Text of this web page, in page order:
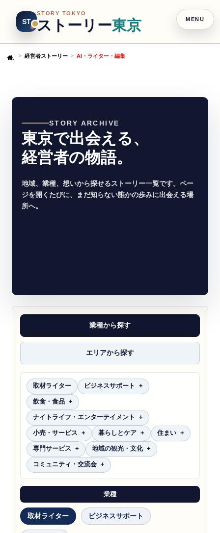
ST
STORY TOKYO
ストーリー東京
Home 経営者ストーリー AI・ライター・編集
STORY ARCHIVE
東京で出会える、
経営者の物語。
地域、業種、想いから探せるストーリー一覧です。ペー
ジを開くたびに、まだ知らない誰かの歩みに出会える場
所へ。
業種から探す
エリアから探す
取材ライター ビジネスサポート
飲食・食品
ナイトライフ・エンターテイメント
小売・サービス 暮らしとケア 住まい
専門サービス 地域の観光・文化
コミュニティ・交流会
業種
取材ライター ビジネスサポート
MENU